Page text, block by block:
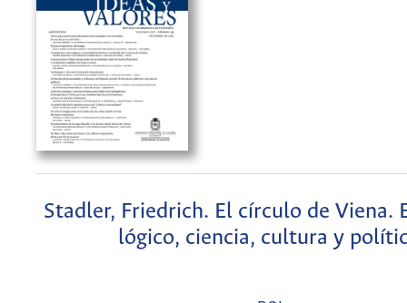
Stadler, Friedrich. El círculo de Viena.
lógico, ciencia, cultura y